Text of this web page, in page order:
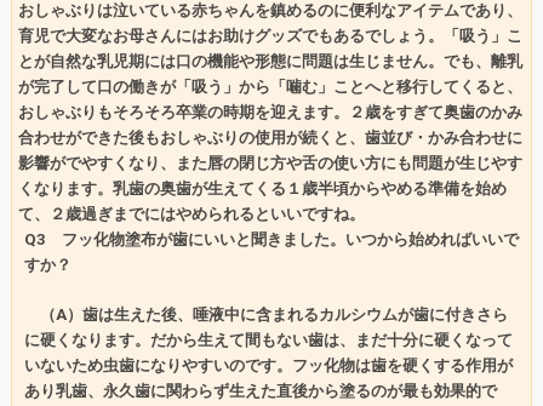
おしゃぶりは泣いている赤ちゃんを鎮めるのに便利なアイテムであり、
育児で大変なお母さんにはお助けグッズでもあるでしょう。「吸う」こ
とが自然な乳児期には口の機能や形態に問題は生じません。でも、離乳
が完了して口の働きが「吸う」から「噛む」ことへと移行してくると、
おしゃぶりもそろそろ卒業の時期を迎えます。２歳をすぎて奥歯のかみ
合わせができた後もおしゃぶりの使用が続くと、歯並び・かみ合わせに
影響がでやすくなり、また唇の閉じ方や舌の使い方にも問題が生じやす
くなります。乳歯の奥歯が生えてくる１歳半頃からやめる準備を始め
て、２歳過ぎまでにはやめられるといいですね。
Q3 フッ化物塗布が歯にいいと聞きました。いつから始めればいいで
すか？
（A）歯は生えた後、唾液中に含まれるカルシウムが歯に付きさら
に硬くなります。だから生えて間もない歯は、まだ十分に硬くなって
いないため虫歯になりやすいのです。フッ化物は歯を硬くする作用が
あり乳歯、永久歯に関わらず生えた直後から塗るのが最も効果的で